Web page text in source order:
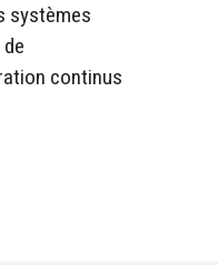
systèmes
continus